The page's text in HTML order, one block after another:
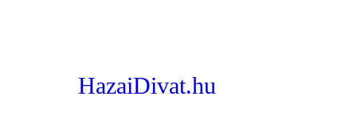
HazaiDivat.hu